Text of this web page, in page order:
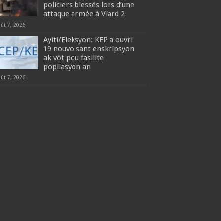
policiers blessés lors d’une
attaque armée à Viard 2
7, 2026
‎Ayiti/Eleksyon: KEP a ouvri
19 nouvo sant enskripsyon
ak vòt pou fasilite
popilasyon an
7, 2026